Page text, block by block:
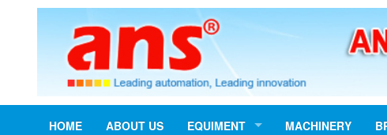
HOME ABOUT US EQUIMENT MACHINERY